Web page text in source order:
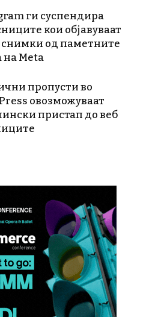
ги суспендира
кои објавуваат
снимки од паметните
на Meta
пропусти во
овозможуваат
пристап до веб